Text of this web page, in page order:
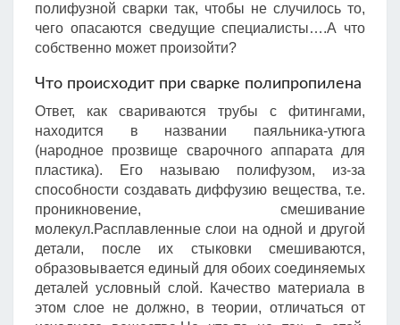
полифузной сварки так, чтобы не случилось то,
чего опасаются сведущие специалисты….А что
собственно может произойти?
Что происходит при сварке полипропилена
Ответ, как свариваются трубы с фитингами,
находится в названии паяльника-утюга
(народное прозвище сварочного аппарата для
пластика). Его называю полифузом, из-за
способности создавать диффузию вещества, т.е.
проникновение, смешивание
молекул.Расплавленные слои на одной и другой
детали, после их стыковки смешиваются,
образовывается единый для обоих соединяемых
деталей условный слой. Качество материала в
этом слое не должно, в теории, отличаться от